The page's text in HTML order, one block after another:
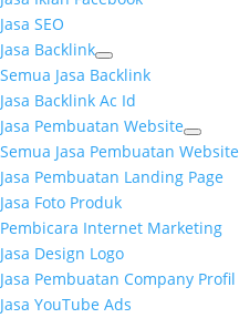
Jasa SEO
Jasa Backlink
Semua Jasa Backlink
Jasa Backlink Ac Id
Jasa Pembuatan Website
Semua Jasa Pembuatan Website
Jasa Pembuatan Landing Page
Jasa Foto Produk
Pembicara Internet Marketing
Jasa Design Logo
Jasa Pembuatan Company Profil
Jasa YouTube Ads